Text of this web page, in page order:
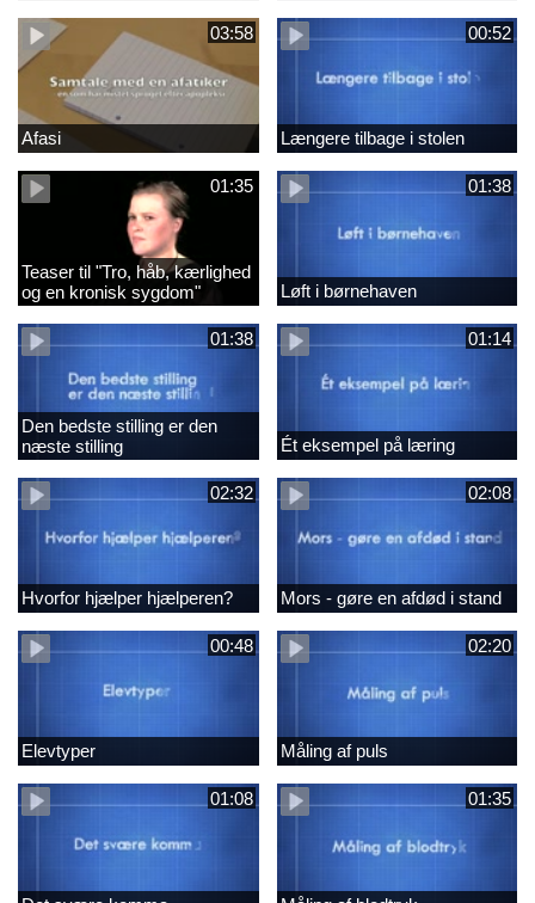
03:58
Afasi
00:52
Længere tilbage i stolen
01:35
Teaser til "Tro, håb, kærlighed
og en kronisk sygdom"
01:38
Løft i børnehaven
01:38
Den bedste stilling er den
næste stilling
01:14
Ét eksempel på læring
02:32
Hvorfor hjælper hjælperen?
02:08
Mors - gøre en afdød i stand
00:48
Elevtyper
02:20
Måling af puls
01:08 01:35